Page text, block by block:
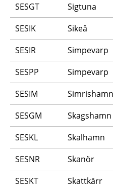
SESGT
Sigtuna
SESIK
Sikeå
SESIR
Simpevarp
SESPP
Simpevarp
SESIM
Simrishamn
SESGM
Skagshamn
SESKL
Skalhamn
SESNR
Skanör
SESKT
Skattkärr